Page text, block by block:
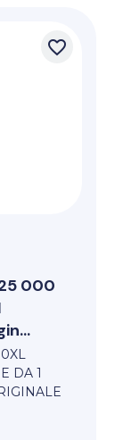
favorite_border
000
DA 1